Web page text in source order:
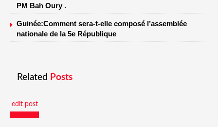
PM Bah Oury .
Guinée:Comment sera-t-elle composé l’assemblée
nationale de la 5e République
Related Posts
edit post